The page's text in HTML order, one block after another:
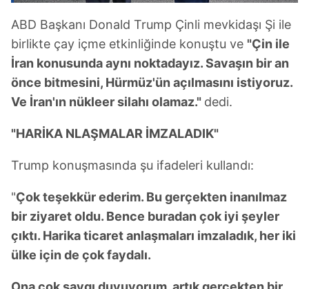
ABD Başkanı Donald Trump Çinli mevkidaşı Şi ile
birlikte çay içme etkinliğinde konuştu ve "Çin ile
İran konusunda aynı noktadayız. Savaşın bir an
önce bitmesini, Hürmüz'ün açılmasını istiyoruz.
Ve İran'ın nükleer silahı olamaz." dedi.
"HARİKA NLAŞMALAR İMZALADIK"
Trump konuşmasında şu ifadeleri kullandı:
"Çok teşekkür ederim. Bu gerçekten inanılmaz
bir ziyaret oldu. Bence buradan çok iyi şeyler
çıktı. Harika ticaret anlaşmaları imzaladık, her iki
ülke için de çok faydalı.